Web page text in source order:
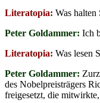
Literatopia: Was halten
Peter Goldammer: Ich
Literatopia: Was lesen
Peter Goldammer:
des Nobelpreisträgers
freigesetzt, die